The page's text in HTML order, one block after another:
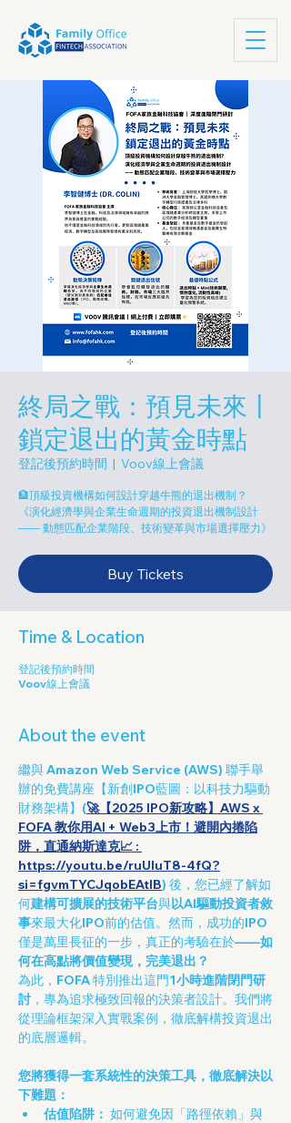
終局之戰：預見未來丨
鎖定退出的黃金時點
登記後預約時間
  |
Voov線上會議
🏦頂級投資機構如何設計穿越牛熊的退出機制？
《演化經濟學與企業生命週期的投資退出機制設計
—— 動態匹配企業階段、技術變革與市場選擇壓力》
Buy Tickets
Time & Location
登記後預約時間
Voov線上會議
About the event
繼與 Amazon Web Service (AWS) 聯手舉
辦的免費講座【新創IPO藍圖：以科技力驅動
財務架構】(🚀【2025 IPO新攻略】AWS x
FOFA 教你用AI + Web3上市！避開內捲陷
阱，直通納斯達克📈 :
https://youtu.be/ruUIuT8-4fQ?
si=fgvmTYCJqobEAtlB) 後，您已經了解如
何建構可擴展的技術平台與以AI驅動投資者敘
事來最大化IPO前的估值。然而，成功的IPO
僅是萬里長征的一步，真正的考驗在於——如
何在高點將價值變現，完美退出？
為此，FOFA 特別推出這門1小時進階閉門研
討 ，專為追求極致回報的決策者設計。我們將
從理論框架深入實戰案例，徹底解構投資退出
的底層邏輯。
您將獲得一套系統性的決策工具，徹底解決以
下難題：
估值陷阱： 如何避免因「路徑依賴」與